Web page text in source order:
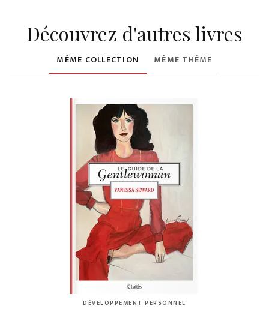
Découvrez d'autres livres
MÊME COLLECTION MÊME THÈME
DÉVELOPPEMENT PERSONNEL